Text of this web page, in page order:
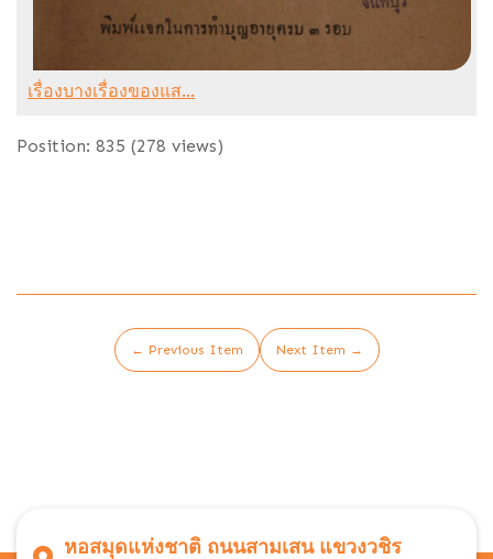
เรื่องบางเรื่องของแส...
Position: 835 (278 views)
← Previous Item Next Item →
หอสมุดแห่งชาติ ถนนสามเสน แขวงวชิร